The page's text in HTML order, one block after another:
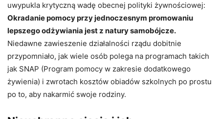
uwypukla krytyczną wadę obecnej polityki żywnościowej:
Okradanie pomocy przy jednoczesnym promowaniu
lepszego odżywiania jest z natury samobójcze.
Niedawne zawieszenie działalności rządu dobitnie
przypomniało, jak wiele osób polega na programach takich
jak SNAP (Program pomocy w zakresie dodatkowego
żywienia) i zwrotach kosztów obiadów szkolnych po prostu
po to, aby nakarmić swoje rodziny.